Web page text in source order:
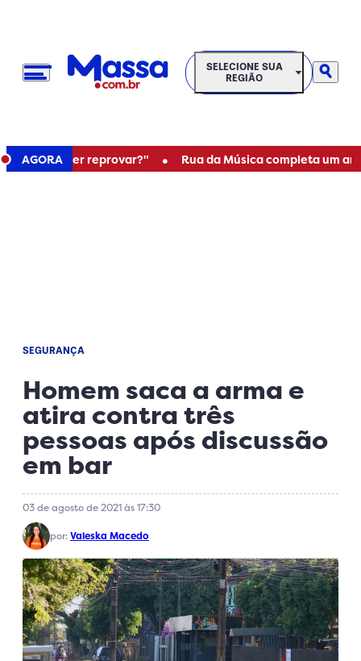
SELECIONE SUA REGIÃO
SELECIONE SUA
REGIÃO
AGORA
você quer reprovar?" Rua da Música completa um
SEGURANÇA
Homem saca a arma e
atira contra três
pessoas após discussão
em bar
03 de agosto de 2021 às 17:30
por:Valeska Macedo